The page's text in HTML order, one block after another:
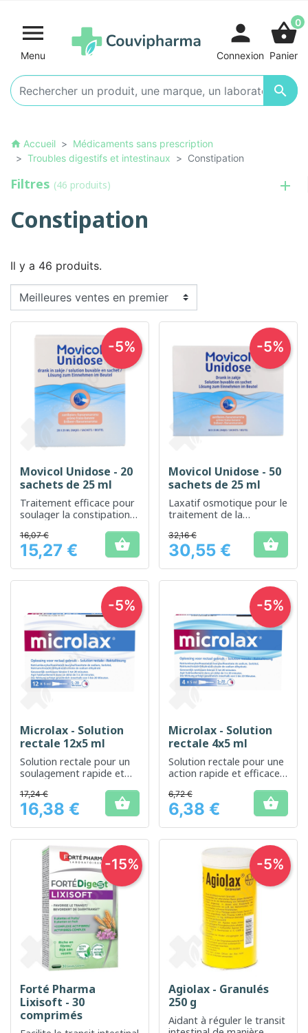

Menu

person
Connexion
shopping_basket0
Panier
home Accueil
Médicaments sans prescription
Troubles digestifs et intestinaux
Constipation
Filtres (46 produits)
Constipation
Il y a 46 produits.
Movicol Unidose - 20
sachets de 25 ml
Traitement efficace pour
soulager la constipation
Prix
16,07 €
15,27 € 
-5%
Movicol Unidose - 50
sachets de 25 ml
Laxatif osmotique pour le
traitement de la
occasionnelle
Prix
32,16 €
30,55 € 
-5%
Microlax - Solution
rectale 12x5 ml
Solution rectale pour un
soulagement rapide et
constipation
Prix
17,24 €
16,38 € 
-5%
Microlax - Solution
rectale 4x5 ml
Solution rectale pour une
action rapide et efficace
Prix
6,72 €
6,38 € 
-5%
Forté Pharma
Lixisoft - 30
comprimés
-15%
Agiolax - Granulés
250 g
Aidant à réguler le transit
-5%